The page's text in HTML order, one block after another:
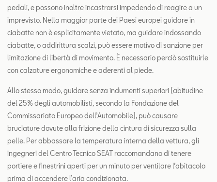
pedali, e possono inoltre incastrarsi impedendo di reagire a un
imprevisto. Nella maggior parte dei Paesi europei guidare in
ciabatte non è esplicitamente vietato, ma guidare indossando
ciabatte, o addirittura scalzi, può essere motivo di sanzione per
limitazione di libertà di movimento. È necessario perciò sostituirle
con calzature ergonomiche e aderenti al piede.
Allo stesso modo, guidare senza indumenti superiori (abitudine
del 25% degli automobilisti, secondo la Fondazione del
Commissariato Europeo dell’Automobile), può causare
bruciature dovute alla frizione della cintura di sicurezza sulla
pelle. Per abbassare la temperatura interna della vettura, gli
ingegneri del Centro Tecnico SEAT raccomandano di tenere
portiere e finestrini aperti per un minuto per ventilare l’abitacolo
prima di accendere l’aria condizionata.